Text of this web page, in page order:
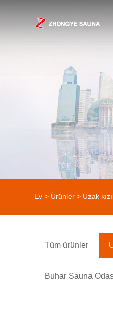
Ev > Ürünler > Uzak
Tüm ürünler
Buhar Sauna